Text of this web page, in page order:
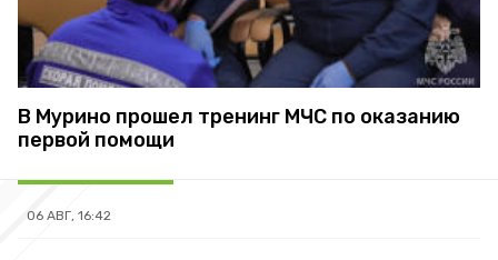
В Мурино прошел тренинг МЧС по оказанию
первой помощи
06 АВГ, 16:42